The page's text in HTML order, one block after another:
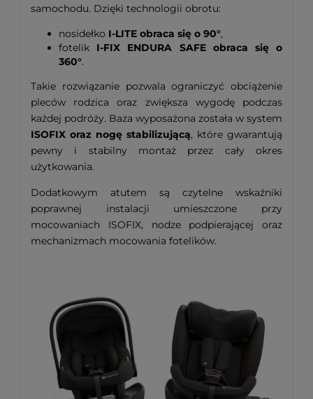
samochodu. Dzięki technologii obrotu:
nosidełko I-LITE obraca się o 90°,
fotelik I-FIX ENDURA SAFE obraca się o
360°.
Takie rozwiązanie pozwala ograniczyć obciążenie
pleców rodzica oraz zwiększa wygodę podczas
każdej podróży. Baza wyposażona została w system
ISOFIX oraz nogę stabilizującą, które gwarantują
pewny i stabilny montaż przez cały okres
użytkowania.
Dodatkowym atutem są czytelne wskaźniki
poprawnej instalacji umieszczone przy
mocowaniach ISOFIX, nodze podpierającej oraz
mechanizmach mocowania fotelików.